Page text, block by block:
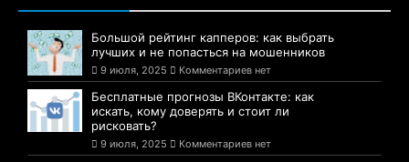
Большой рейтинг капперов: как выбрать
лучших и не попасться на мошенников
9 июля, 2025 Комментариев нет
Бесплатные прогнозы ВКонтакте: как
искать, кому доверять и стоит ли
рисковать?
9 июля, 2025 Комментариев нет